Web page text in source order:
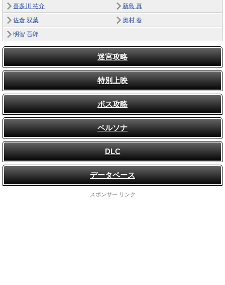
喜多川 祐介
新島 真
佐倉 双葉
奥村 春
明智 吾郎
迷宮攻略
特別上映
ボス攻略
ペルソナ
DLC
データベース
スポンサー リンク